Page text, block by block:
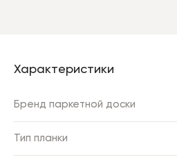
Характеристики
Бренд паркетной доски
Тип планки